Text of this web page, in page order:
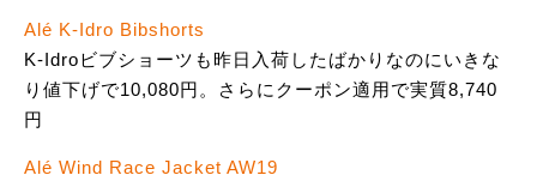
Alé K-Idro Bibshorts
K-Idroビブショーツも昨日入荷したばかりなのにいきな
り値下げで10,080円。さらにクーポン適用で実質8,740
円
Alé Wind Race Jacket AW19